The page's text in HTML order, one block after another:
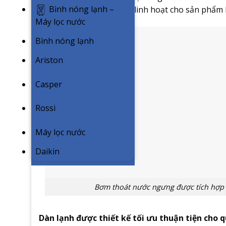
Bình nóng lạnh –
Máy lọc nước
Bình nóng lạnh
Ariston
Casper
Rossi
Máy lọc nước
Daikin
mang đến sự thuận tiện, linh hoạt cho sản
Bơm thoát nước ngưng được tích
Dàn lạnh được thiết kế tối ưu thuận tiện cho